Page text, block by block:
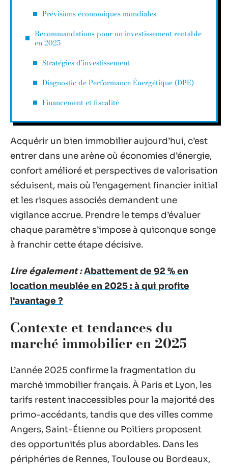
Prévisions économiques mondiales
Recommandations pour un investissement rentable
en 2025
Stratégies d’investissement
Diagnostic de Performance Énergétique (DPE)
Financement et fiscalité
Acquérir un bien immobilier aujourd’hui, c’est
entrer dans une arène où économies d’énergie,
confort amélioré et perspectives de valorisation
séduisent, mais où l’engagement financier initial
et les risques associés demandent une
vigilance accrue. Prendre le temps d’évaluer
chaque paramètre s’impose à quiconque songe
à franchir cette étape décisive.
Lire également :Abattement de 92 % en
location meublée en 2025 : à qui profite
l'avantage ?
Contexte et tendances du
marché immobilier en 2025
L’année 2025 confirme la fragmentation du
marché immobilier français. À Paris et Lyon, les
tarifs restent inaccessibles pour la majorité des
primo-accédants, tandis que des villes comme
Angers, Saint-Étienne ou Poitiers proposent
des opportunités plus abordables. Dans les
périphéries de Rennes, Toulouse ou Bordeaux,